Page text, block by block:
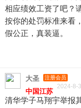
相应绩效工资了吧？
按你的处罚标准来看
假公正，真装逼。
大圣 注册会员
2024-8-
中国江苏
清华学子马翔宇举报